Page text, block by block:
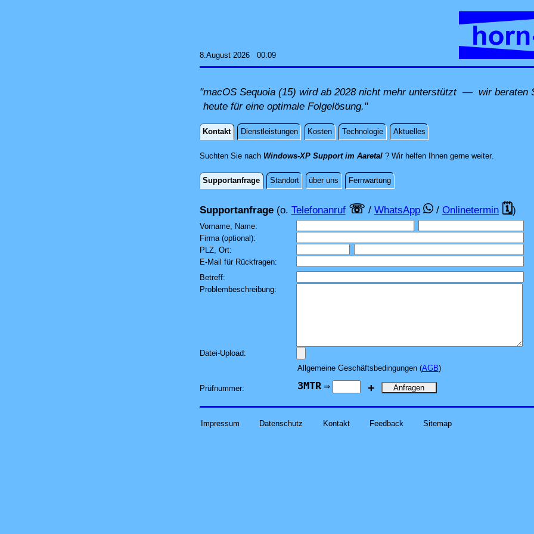
8.August 2026 00:09
"macOS Sequoia (15) wird ab 2028 nicht mehr unterstützt — wir beraten
heute für eine optimale Folgelösung."
Kontakt Dienstleistungen Kosten Technologie Aktuelles
Kontakt
Suchten Sie nach Windows-XP Support im Aaretal? Wir helfen Ihnen gerne weiterdirekt vor
.
Supportanfrage Standort über uns Fernwartung
Supportanfrage(o. Telefonanruf ☏ / WhatsApp / Onlinetermin 🗓)
Vorname, Name:
Firma (optional):
PLZ, Ort:
E-Mail für Rückfragen:
Betreff:
Problembeschreibung:
Datei-Upload:
Allgemeine Geschäftsbedingungen (AGB)
Prüfnummer: 3MTR⇒ +
Impressum Datenschutz Kontakt Feedback Sitemap